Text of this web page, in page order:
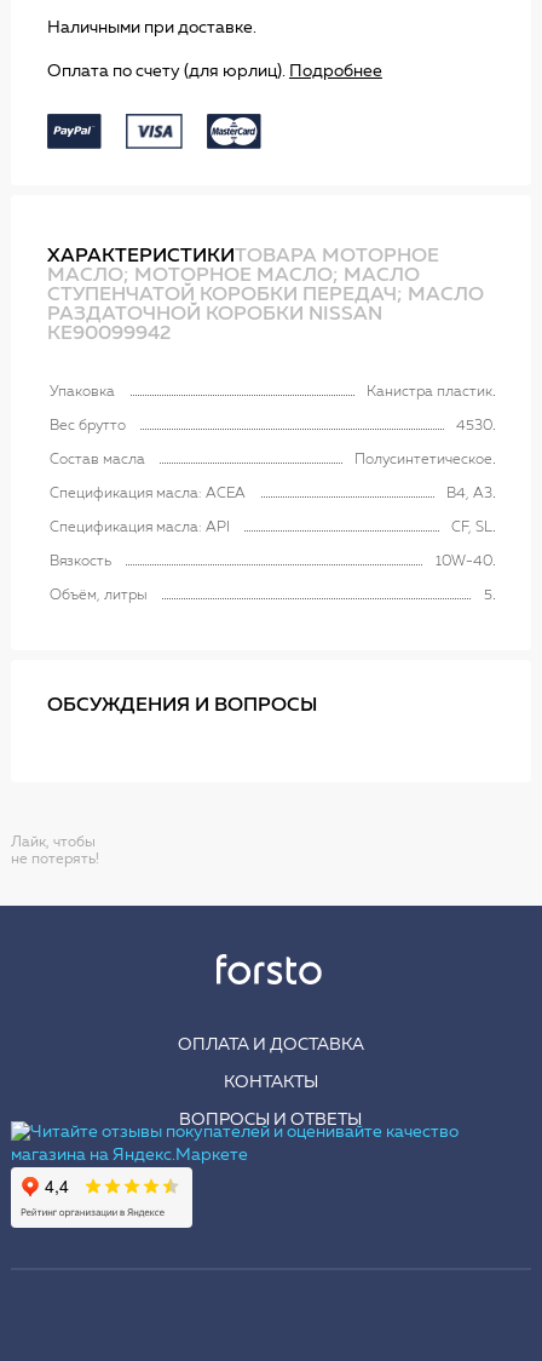
Наличными при доставке.
Оплата по счету (для юрлиц). Подробнее
ХАРАКТЕРИСТИКИТОВАРА МОТОРНОЕ
МАСЛО; МОТОРНОЕ МАСЛО; МАСЛО
СТУПЕНЧАТОЙ КОРОБКИ ПЕРЕДАЧ; МАСЛО
РАЗДАТОЧНОЙ КОРОБКИ NISSAN
KE90099942
Упаковка Канистра пластик
Вес брутто 4530
Состав масла Полусинтетическое
Спецификация масла: ACEA B4, A3
Спецификация масла: API CF, SL
Вязкость 10W-40
Объём, литры 5
ОБСУЖДЕНИЯ И ВОПРОСЫ
Лайк, чтобы
не потерять!
ОПЛАТА И ДОСТАВКА
КОНТАКТЫ
ВОПРОСЫ И ОТВЕТЫ